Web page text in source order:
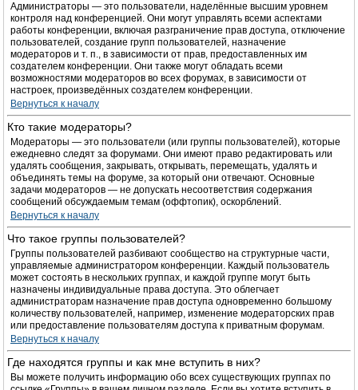
Администраторы — это пользователи, наделённые высшим уровнем
контроля над конференцией. Они могут управлять всеми аспектами
работы конференции, включая разграничение прав доступа, отключение
пользователей, создание групп пользователей, назначение
модераторов и т. п., в зависимости от прав, предоставленных им
создателем конференции. Они также могут обладать всеми
возможностями модераторов во всех форумах, в зависимости от
настроек, произведённых создателем конференции.
Вернуться к началу
Кто такие модераторы?
Модераторы — это пользователи (или группы пользователей), которые
ежедневно следят за форумами. Они имеют право редактировать или
удалять сообщения, закрывать, открывать, перемещать, удалять и
объединять темы на форуме, за который они отвечают. Основные
задачи модераторов — не допускать несоответствия содержания
сообщений обсуждаемым темам (оффтопик), оскорблений.
Вернуться к началу
Что такое группы пользователей?
Группы пользователей разбивают сообщество на структурные части,
управляемые администратором конференции. Каждый пользователь
может состоять в нескольких группах, и каждой группе могут быть
назначены индивидуальные права доступа. Это облегчает
администраторам назначение прав доступа одновременно большому
количеству пользователей, например, изменение модераторских прав
или предоставление пользователям доступа к приватным форумам.
Вернуться к началу
Где находятся группы и как мне вступить в них?
Вы можете получить информацию обо всех существующих группах по